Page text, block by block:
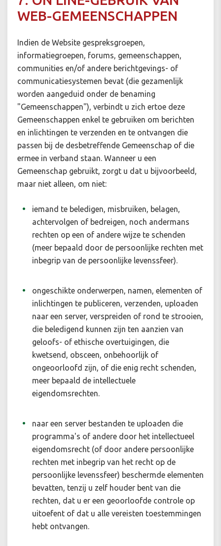
WEB-GEMEENSCHAPPEN
Indien de Website gespreksgroepen,
informatiegroepen, forums, gemeenschappen,
communities en/of andere berichtgevings- of
communicatiesystemen bevat (die gezamenlijk
worden aangeduid onder de benaming
"Gemeenschappen"), verbindt u zich ertoe deze
Gemeenschappen enkel te gebruiken om berichten
en inlichtingen te verzenden en te ontvangen die
passen bij de desbetreffende Gemeenschap of die
ermee in verband staan. Wanneer u een
Gemeenschap gebruikt, zorgt u dat u bijvoorbeeld,
maar niet alleen, om niet:
iemand te beledigen, misbruiken, belagen,
achtervolgen of bedreigen, noch andermans
rechten op een of andere wijze te schenden
(meer bepaald door de persoonlijke rechten met
inbegrip van de persoonlijke levenssfeer).
ongeschikte onderwerpen, namen, elementen of
inlichtingen te publiceren, verzenden, uploaden
naar een server, verspreiden of rond te strooien,
die beledigend kunnen zijn ten aanzien van
geloofs- of ethische overtuigingen, die
kwetsend, obsceen, onbehoorlijk of
ongeoorloofd zijn, of die enig recht schenden,
meer bepaald de intellectuele
eigendomsrechten.
naar een server bestanden te uploaden die
programma's of andere door het intellectueel
eigendomsrecht (of door andere persoonlijke
rechten met inbegrip van het recht op de
persoonlijke levenssfeer) beschermde elementen
bevatten, tenzij u zelf houder bent van die
rechten, dat u er een geoorloofde controle op
uitoefent of dat u alle vereisten toestemmingen
hebt ontvangen.